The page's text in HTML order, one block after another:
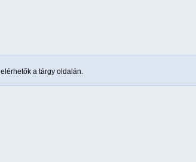
a tárgy oldalán.